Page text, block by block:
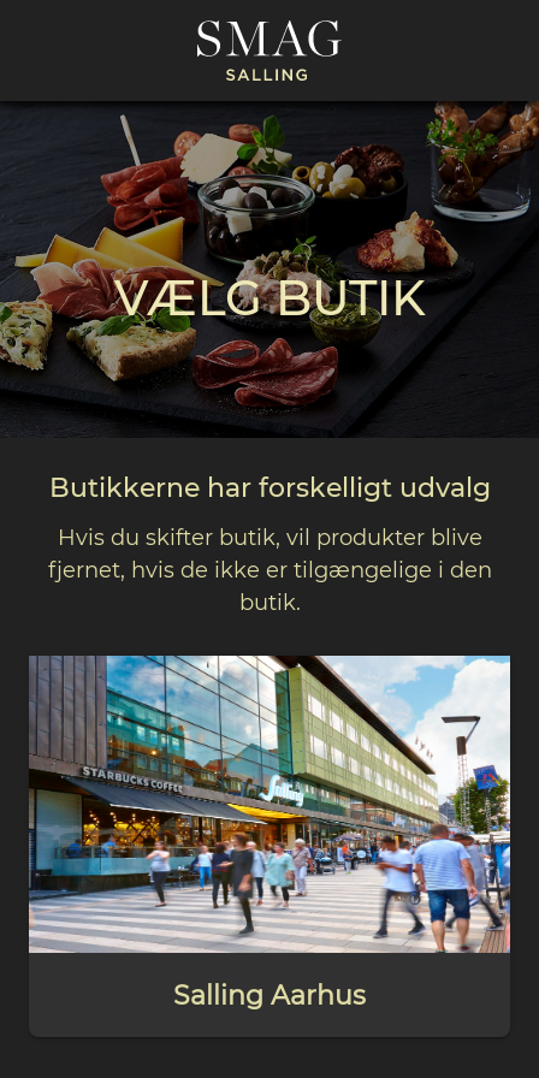
VÆLG BUTIK
Salling Aarhus
Butikkerne har forskelligt udvalg
Hvis du skifter butik, vil produkter blive
fjernet, hvis de ikke er tilgængelige i den
butik.